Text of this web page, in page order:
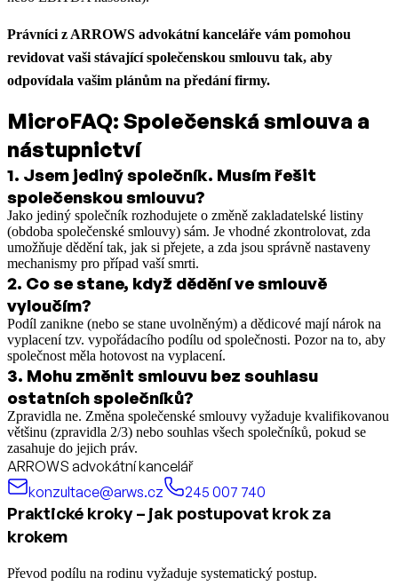
Právníci z ARROWS advokátní kanceláře vám pomohou
revidovat vaši stávající společenskou smlouvu tak, aby
odpovídala vašim plánům na předání firmy.
MicroFAQ: Společenská smlouva a
nástupnictví
1. Jsem jediný společník. Musím řešit
společenskou smlouvu?
Jako jediný společník rozhodujete o změně zakladatelské listiny
(obdoba společenské smlouvy) sám. Je vhodné zkontrolovat, zda
umožňuje dědění tak, jak si přejete, a zda jsou správně nastaveny
mechanismy pro případ vaší smrti.
2. Co se stane, když dědění ve smlouvě
vyloučím?
Podíl zanikne (nebo se stane uvolněným) a dědicové mají nárok na
vyplacení tzv. vypořádacího podílu od společnosti. Pozor na to, aby
společnost měla hotovost na vyplacení.
3. Mohu změnit smlouvu bez souhlasu
ostatních společníků?
Zpravidla ne. Změna společenské smlouvy vyžaduje kvalifikovanou
většinu (zpravidla 2/3) nebo souhlas všech společníků, pokud se
zasahuje do jejich práv.
ARROWS advokátní kancelář
konzultace@arws.cz
245 007 740
Praktické kroky – jak postupovat krok za
krokem
Převod podílu na rodinu vyžaduje systematický postup.